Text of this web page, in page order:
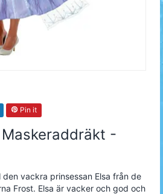
Pin it
-
vackra prinsessan Elsa från de
Frost. Elsa är vacker och god och